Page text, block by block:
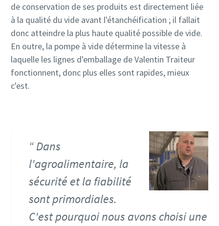
de conservation de ses produits est directement liée
à la qualité du vide avant l'étanchéification ; il fallait
donc atteindre la plus haute qualité possible de vide.
En outre, la pompe à vide détermine la vitesse à
laquelle les lignes d'emballage de Valentin Traiteur
fonctionnent, donc plus elles sont rapides, mieux
c'est.
Dans
l'agroalimentaire, la
sécurité et la fiabilité
sont primordiales.
C'est pourquoi nous avons choisi une
J'accepte de recevoir des
notifications concernant les
nouveaux produits, les
événements et les offres
spéciales
d'Atlas Copco Vacuum.
Cliquez ici pour vérifier
FriendlyCaptcha ⇗
J'accepte de recevoir des
notifications concernant les
nouveaux produits, les
événements et les offres
spéciales
d'Atlas Copco Vacuum.
Cliquez ici pour vérifier
FriendlyCaptcha ⇗
J'accepte de recevoir des
notifications concernant les
nouveaux produits, les
événements et les offres
spéciales
d'Atlas Copco Vacuum.
Cliquez ici pour vérifier
FriendlyCaptcha ⇗
J'accepte de recevoir des
notifications concernant les
nouveaux produits, les
événements et les offres
spéciales
d'Atlas Copco Vacuum.
Cliquez ici pour vérifier
FriendlyCaptcha ⇗